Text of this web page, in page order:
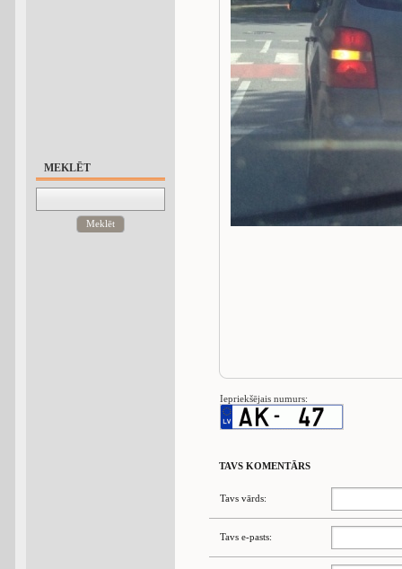
MEKLĒT
Meklēt
Iepriekšējais numurs:
TAVS KOMENTĀRS
Tavs vārds:
Tavs e-pasts: